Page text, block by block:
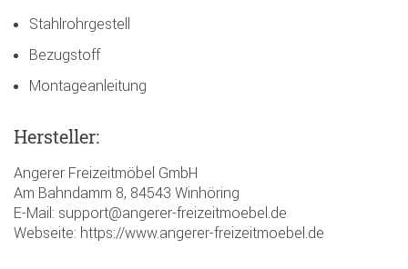
Stahlrohrgestell
Bezugstoff
Montageanleitung
Hersteller:
Angerer Freizeitmöbel GmbH
Am Bahndamm 8, 84543 Winhöring
E-Mail: support@angerer-freizeitmoebel.de
Webseite: https://www.angerer-freizeitmoebel.de